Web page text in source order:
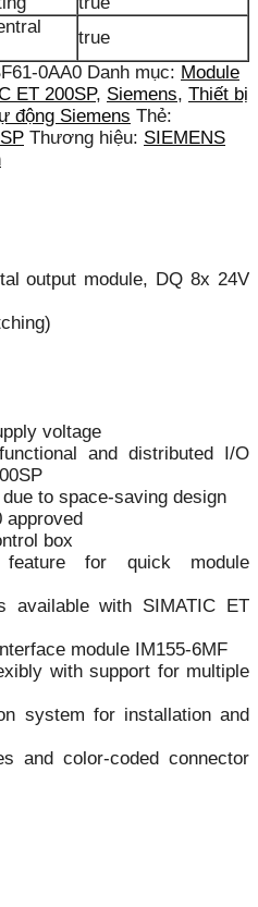
true
0AA0 Danh mục: Module
ET 200SP, Siemens, Thiết bị
động Siemens Thẻ:
Thương hiệu: SIEMENS
output module, DQ 8x 24V
voltage
and distributed I/O
to space-saving design
approved
box
for quick module
available with SIMATIC ET
module IM155-6MF
with support for multiple
system for installation and
and color-coded connector